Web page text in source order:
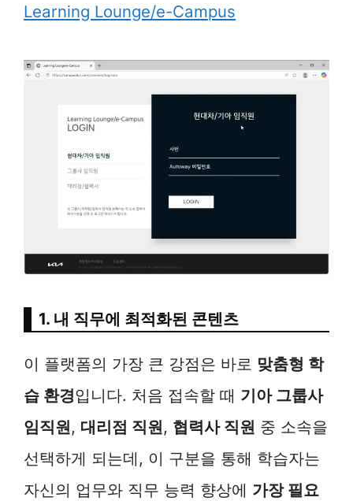
Learning Lounge/e-Campus
1. 내 직무에 최적화된 콘텐츠
이 플랫폼의 가장 큰 강점은 바로 맞춤형 학
습 환경입니다. 처음 접속할 때 기아 그룹사
임직원, 대리점 직원, 협력사 직원 중 소속을
선택하게 되는데, 이 구분을 통해 학습자는
자신의 업무와 직무 능력 향상에 가장 필요